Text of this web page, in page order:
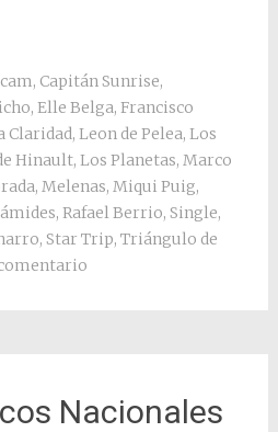
, Capitán Sunrise,
, Elle Belga, Francisco
Claridad, Leon de Pelea, Los
Hinault, Los Planetas, Marco
, Melenas, Miqui Puig,
, Rafael Berrio, Single,
, Star Trip, Triángulo de
Nacionales